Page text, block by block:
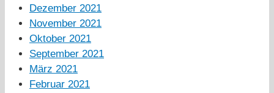
Dezember 2021
November 2021
Oktober 2021
September 2021
März 2021
Februar 2021